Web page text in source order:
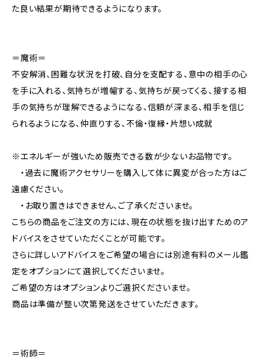
た良い結果が期待できるようになります。
＝魔術＝
不安解消、困難な状況を打破、自分を支配する、意中の相手の心
を手に入れる、気持ちが増幅する、気持ちが戻ってくる、接する相
手の気持ちが理解できるようになる、信頼が深まる、相手を信じ
られるようになる、仲直りする、不倫・復縁・片想い成就
※エネルギーが強いため販売できる数が少ないお品物です。
・過去に魔術アクセサリーを購入して体に異変が合った方はご
遠慮ください。
・お取り置きはできません、ご了承くださいませ。
こちらの商品をご注文の方には、現在の状態を抜け出すためのア
ドバイスをさせていただくことが可能です。
さらに詳しいアドバイスをご希望の場合には別途有料のメール鑑
定をオプションにて選択してくださいませ。
ご希望の方はオプションよりご選択くださいませ。
商品は準備が整い次第発送をさせていただきます。
＝術師＝